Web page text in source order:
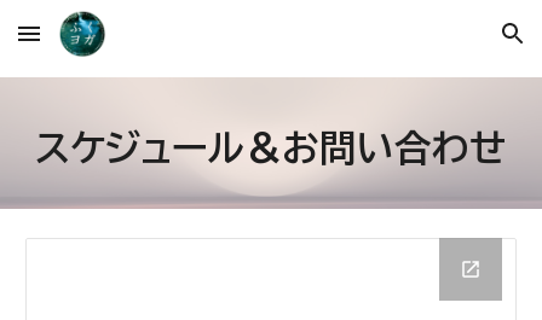
Skip to main content Skip to navigation
スケジュール＆お問い合わせ